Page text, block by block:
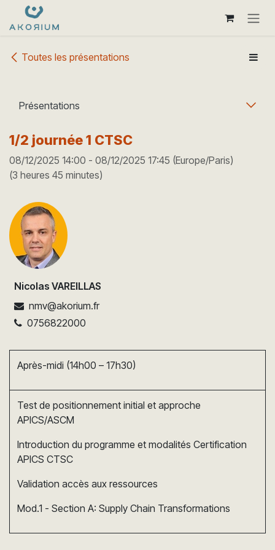
Se rendre au contenu
Toutes les présentations
Présentations
1/2 journée 1 CTSC
08/12/2025 14:00 - 08/12/2025 17:45 (Europe/Paris)
(3 heures 45 minutes)
Nicolas VAREILLAS
nmv@akorium.fr
0756822000
Après-midi (14h00 – 17h30)
Test de positionnement initial et approche
APICS/ASCM
Introduction du programme et modalités Certification
APICS CTSC
Validation accès aux ressources
Mod.1 - Section A: Supply Chain Transformations